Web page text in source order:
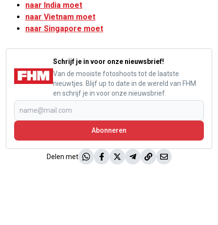
naar India moet
naar Vietnam moet
naar Singapore moet
Schrijf je in voor onze nieuwsbrief!
Van de mooiste fotoshoots tot de laatste
nieuwtjes. Blijf up to date in de wereld van FHM
en schrijf je in voor onze nieuwsbrief.
Abonneren
Delen met